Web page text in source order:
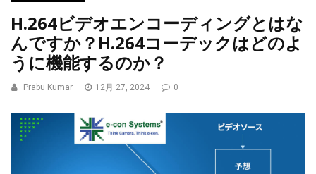
H.264ビデオエンコーディングとはな
んですか？H.264コーデックはどのよ
うに機能するのか？
Prabu Kumar 12月 27, 2024 0